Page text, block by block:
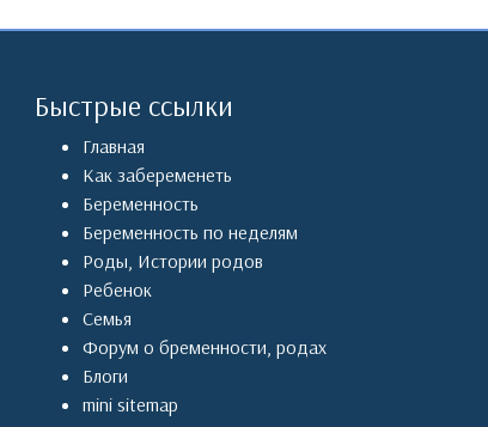
Быстрые ссылки
Главная
Как забеременеть
Беременность
Беременность по неделям
Роды, Истории родов
Ребенок
Семья
Форум о бременности, родах
Блоги
mini sitemap